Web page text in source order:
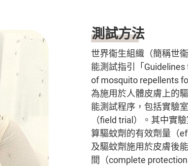
測試方法
世界衞生組織（簡稱世
能測試指引「
of mosquito repellents
為施用於人體皮膚上的
能測試程序，包括實驗
（field trial）。其中實
算驅蚊劑的有效劑量（
及驅蚊劑施用於皮膚後
間（complete